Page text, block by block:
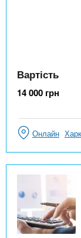
Вартість
14 000 грн
Онлайн